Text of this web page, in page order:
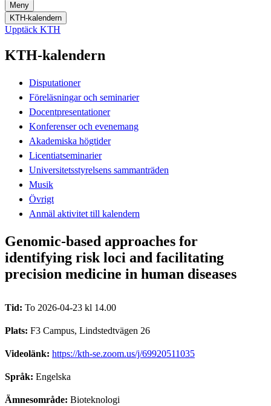
Meny
KTH-kalendern
Upptäck KTH
KTH-kalendern
Disputationer
Föreläsningar och seminarier
Docentpresentationer
Konferenser och evenemang
Akademiska högtider
Licentiatseminarier
Universitetsstyrelsens sammanträden
Musik
Övrigt
Anmäl aktivitet till kalendern
Genomic-based approaches for
identifying risk loci and facilitating
precision medicine in human diseases
Tid: To 2026-04-23 kl 14.00
Plats: F3 Campus, Lindstedtvägen 26
Videolänk: https://kth-se.zoom.us/j/69920511035
Språk: Engelska
Ämnesområde: Bioteknologi